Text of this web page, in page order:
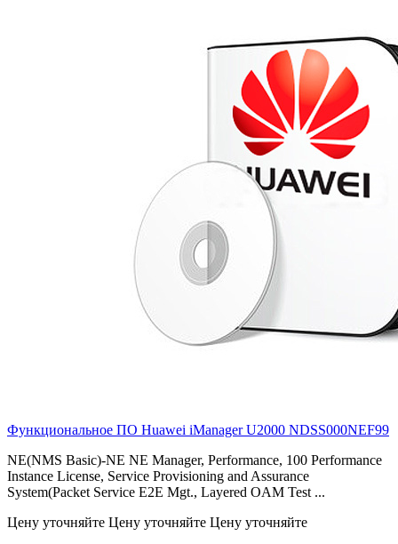
Функциональное ПО Huawei iManager U2000 NDSS000NEF99
NE(NMS Basic)-NE NE Manager, Performance, 100 Performance
Instance License, Service Provisioning and Assurance
System(Packet Service E2E Mgt., Layered OAM Test ...
Цену уточняйте Цену уточняйте Цену уточняйте